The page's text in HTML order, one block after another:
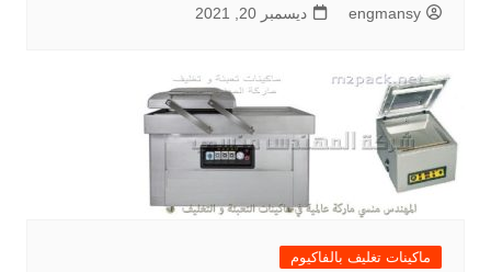
engmansy ديسمبر 20, 2021
ماكينات تغليف بالفاكيوم